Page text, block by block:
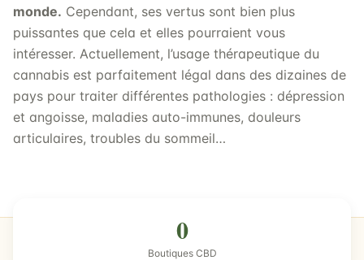
monde. Cependant, ses vertus sont bien plus
puissantes que cela et elles pourraient vous
intéresser. Actuellement, l’usage thérapeutique du
cannabis est parfaitement légal dans des dizaines de
pays pour traiter différentes pathologies : dépression
et angoisse, maladies auto-immunes, douleurs
articulaires, troubles du sommeil…
0
Boutiques CBD